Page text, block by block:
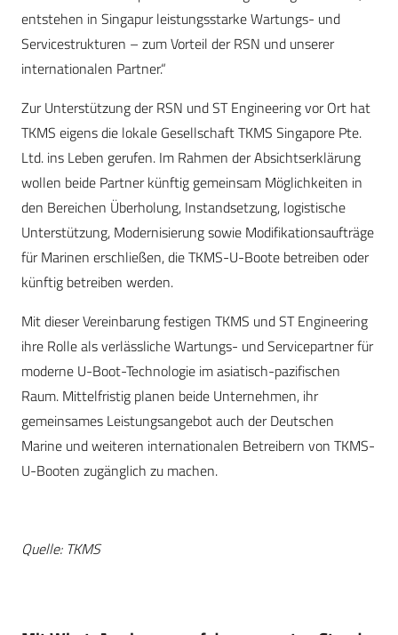
entstehen in Singapur leistungsstarke Wartungs- und
Servicestrukturen – zum Vorteil der RSN und unserer
internationalen Partner.“
Zur Unterstützung der RSN und ST Engineering vor Ort hat
TKMS eigens die lokale Gesellschaft TKMS Singapore Pte.
Ltd. ins Leben gerufen. Im Rahmen der Absichtserklärung
wollen beide Partner künftig gemeinsam Möglichkeiten in
den Bereichen Überholung, Instandsetzung, logistische
Unterstützung, Modernisierung sowie Modifikationsaufträge
für Marinen erschließen, die TKMS-U-Boote betreiben oder
künftig betreiben werden.
Mit dieser Vereinbarung festigen TKMS und ST Engineering
ihre Rolle als verlässliche Wartungs- und Servicepartner für
moderne U-Boot-Technologie im asiatisch-pazifischen
Raum. Mittelfristig planen beide Unternehmen, ihr
gemeinsames Leistungsangebot auch der Deutschen
Marine und weiteren internationalen Betreibern von TKMS-
U-Booten zugänglich zu machen.
Quelle: TKMS